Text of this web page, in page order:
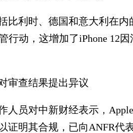
利时、德国和意大利在内
行动，这增加了iPhone 12
查结果提出异议
员对中新财经表示，Apple
证明其合规，已向ANFR代